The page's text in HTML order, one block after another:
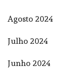
Agosto 2024
Julho 2024
Junho 2024